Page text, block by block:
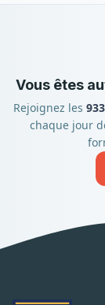
Vous êtes
Rejoignez les
chaque jour